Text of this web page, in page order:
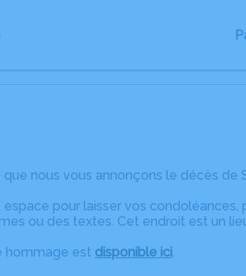
nous vous annonçons le décès de
pour laisser vos
ou des textes. Cet endroit est un
hommage est disponible ici.